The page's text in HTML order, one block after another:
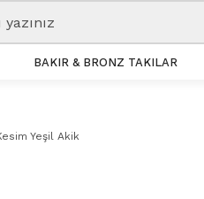
BAKIR & BRONZ TAKILAR